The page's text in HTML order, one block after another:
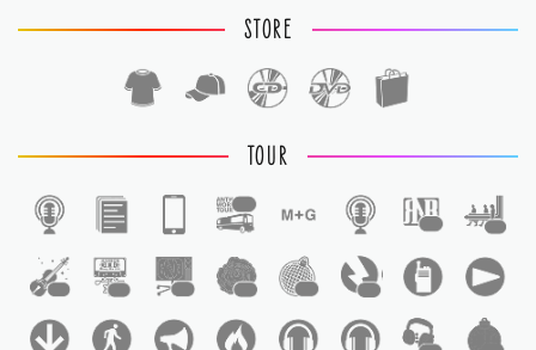
STORE
TOUR